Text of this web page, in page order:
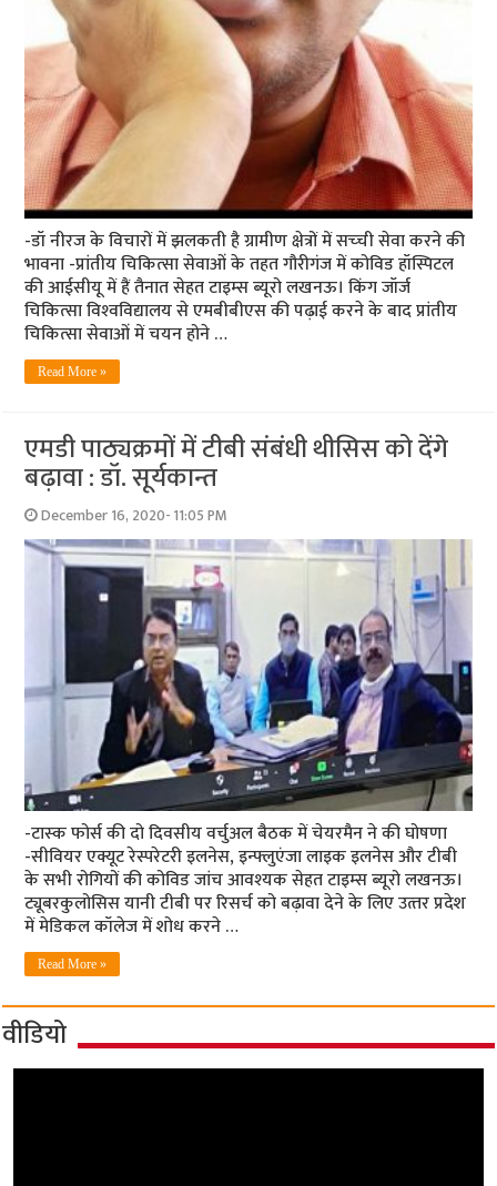
-डॉ नीरज के विचारों में झलकती है ग्रामीण क्षेत्रों में सच्‍ची सेवा करने की
भावना -प्रांतीय चिकित्‍सा सेवाओं के तहत गौरीगंज में कोविड हॉस्पिटल
की आईसीयू में हैं तैनात सेहत टाइम्‍स ब्‍यूरो लखनऊ। किंग जॉर्ज
चिकित्‍सा विश्‍वविद्यालय से एमबीबीएस की पढ़ाई करने के बाद प्रांतीय
चिकित्‍सा सेवाओं में चयन होने …
Read More »
एमडी पाठ्यक्रमों में टीबी संबंधी थीसिस को देंगे
बढ़ावा : डॉ. सूर्यकान्त
December 16, 2020- 11:05 PM
-टास्‍क फोर्स की दो दिवसीय वर्चुअल बैठक में चेयरमैन ने की घोषणा
-सीवियर एक्यूट रेस्परेटरी इलनेस, इन्फ्लुएंजा लाइक इलनेस और टीबी
के सभी रोगियों की कोविड जांच आवश्‍यक सेहत टाइम्‍स ब्‍यूरो लखनऊ।
ट्यूबरकुलोसिस यानी टीबी पर रिसर्च को बढ़ावा देने के लिए उत्‍तर प्रदेश
में मेडिकल कॉलेज में शोध करने …
Read More »
वीडियो